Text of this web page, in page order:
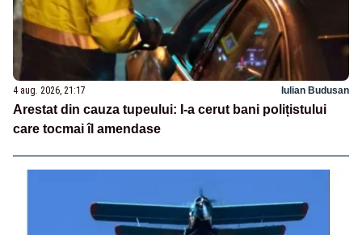
4 aug. 2026, 21:17 Iulian Budusan
Arestat din cauza tupeului: I-a cerut bani polițistului
care tocmai îl amendase